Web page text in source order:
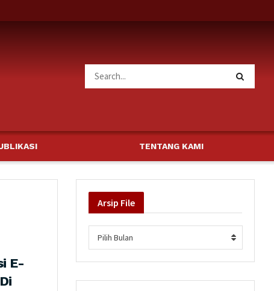
TENTANG KAMI
E-
Arsip File
Pilih Bulan